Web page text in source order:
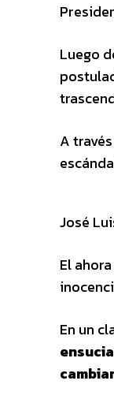
Luego
A
José
El
En un